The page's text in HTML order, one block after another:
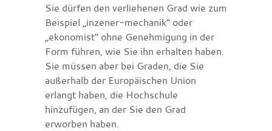
Sie dürfen den verliehenen Grad wie zum
Beispiel „inzener-mechanik“ oder
„ekonomist“ ohne Genehmigung in der
Form führen, wie Sie ihn erhalten haben.
Sie müssen aber bei Graden, die Sie
außerhalb der Europäischen Union
erlangt haben, die Hochschule
hinzufügen, an der Sie den Grad
erworben haben.